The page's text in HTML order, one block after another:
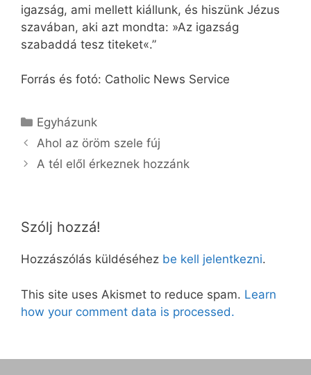
igaz­ság, ami mellett kiállunk, és hiszünk Jézus
szavában, aki azt mondta: »Az igazság
szabaddá tesz titeket«.”
Forrás és fotó: Catholic News Service
Kategória
Egyházunk
Ahol az öröm szele fúj
A tél elől érkeznek hozzánk
Szólj hozzá!
Hozzászólás küldéséhez be kell jelentkezni.
This site uses Akismet to reduce spam. Learn
how your comment data is processed.